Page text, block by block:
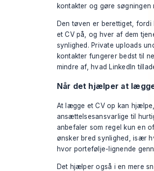
kontakter og gøre
Den tøven er berettiget,
et CV på, og hver af dem
synlighed. Private uploads
kontakter fungerer bedst til
mindre af, hvad LinkedIn
Når det hjælper at
At lægge et CV op kan
ansættelsesansvarlige til
anbefaler som regel kun en
ønsker bred synlighed, især
hvor portefølje-lignende
Det hjælper også i en mere